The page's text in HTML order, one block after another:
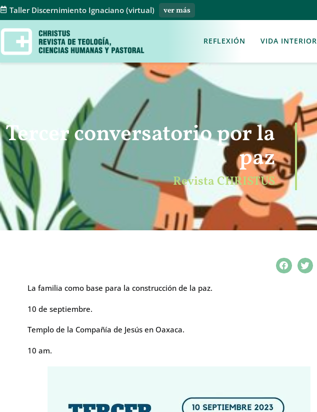
Taller Discernimiento Ignaciano (virtual) ver más
REFLEXIÓN VIDA INTERIOR
Tercer conversatorio por la
paz
Revista CHRISTUS
La familia como base para la construcción de la paz.
10 de septiembre.
Templo de la Compañía de Jesús en Oaxaca.
10 am.